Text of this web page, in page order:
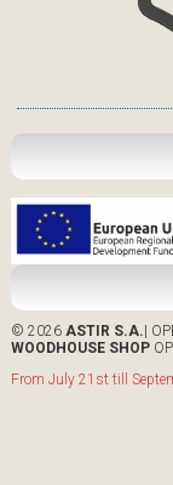
© 2026 ASTIR S.A.|
WOODHOUSE SHOP
From July 21st till